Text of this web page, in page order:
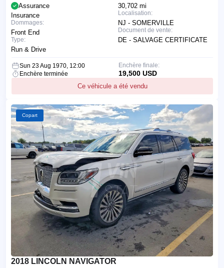
30,702 mi
Localisation:
NJ - SOMERVILLE
Document de vente:
DE - SALVAGE CERTIFICATE
Assurance
Insurance
Dommages:
Front End
Type:
Run & Drive
Sun 23 Aug 1970, 12:00
Enchère terminée
Ce véhicule a été vendu
Enchère finale:
19,500 USD
Copart
2018 LINCOLN NAVIGATOR